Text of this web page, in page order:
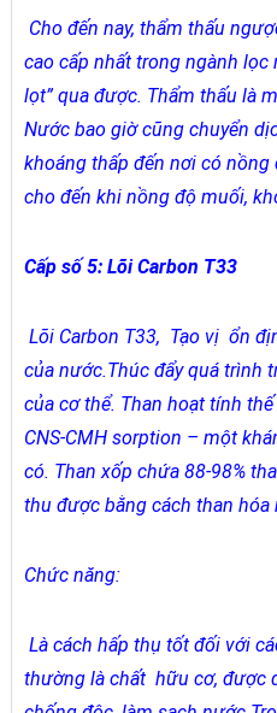
Cho đến nay, thẩm thấu
cao cấp nhất trong ngành
lọt” qua được. Thẩm thấu là
Nước bao giờ cũng chuyển
khoáng thấp đến nơi có nồng
cho đến khi nồng độ muối,
Cấp số 5: Lõi Carbon T33
Lõi Carbon T33, Tạo vị ổn
của nước.Thúc đẩy quá trình
của cơ thể. Than hoạt tính
CNS-CMH sorption – một
có. Than xốp chứa 88-98%
thu được bằng cách than hóa
Chức năng:
Là cách hấp thụ tốt đối với
thường là chất hữu cơ, được